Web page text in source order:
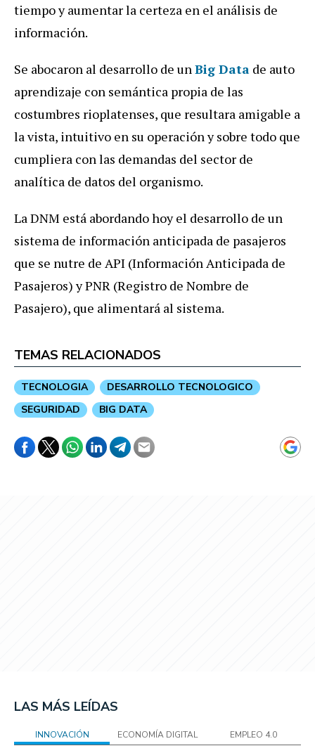
tiempo y aumentar la certeza en el análisis de
información.
Se abocaron al desarrollo de unBig Data de auto
aprendizaje con semántica propia de las
costumbres rioplatenses, que resultara amigable a
la vista, intuitivo en su operación y sobre todo que
cumpliera con las demandas del sector de
analítica de datos del organismo.
La DNM está abordando hoy el desarrollo de un
sistema de información anticipada de pasajeros
que se nutre de API (Información Anticipada de
Pasajeros) y PNR (Registro de Nombre de
Pasajero), que alimentará al sistema.
TEMAS RELACIONADOS
TECNOLOGIA
DESARROLLO TECNOLOGICO
SEGURIDAD
BIG DATA
LAS MÁS LEÍDAS
INNOVACIÓN ECONOMÍA DIGITAL EMPLEO 4.0